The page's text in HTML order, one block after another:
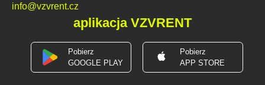
info@vzvrent.cz
aplikacja VZVRENT
Pobierz
GOOGLE PLAY
Pobierz
APP STORE